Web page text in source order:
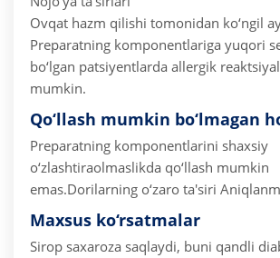
Ovqat hazm qilishi tomonidan ko‘ngil
Preparatning komponentlariga yuqori
bo‘lgan patsiyentlarda allergik
mumkin.
Qo‘llash mumkin bo‘lmagan
Preparatning komponentlarini shaxsiy
o‘zlashtiraolmaslikda qo‘llash mumkin
emas.Dorilarning o‘zaro ta'siri
Maxsus ko‘rsatmalar
Sirop saxaroza saqlaydi, buni qandli